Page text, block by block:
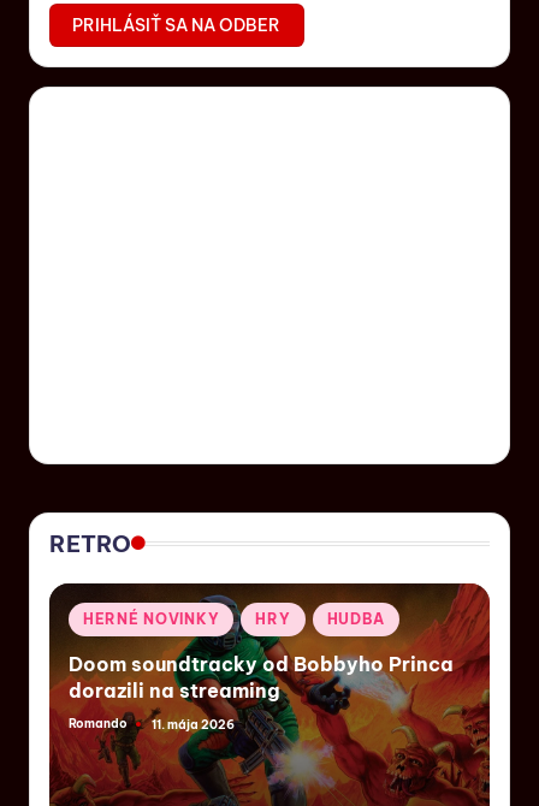
RETRO
HERNÉ NOVINKY HRY HUDBA
Doom soundtracky od Bobbyho Princa
dorazili na streaming
Romando 11. mája 2026